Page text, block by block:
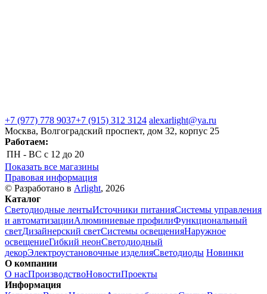
+7 (977) 778 9037+7 (915) 312 3124 alexarlight@ya.ru
Москва, Волгоградский проспект, дом 32, корпус 25
Работаем:
ПН - ВС с 12 до 20
Показать все магазины
Правовая информация
© Разработано в Arlight, 2026
Каталог
Светодиодные лентыИсточники питанияСистемы управления
и автоматизацииАлюминиевые профилиФункциональный
светДизайнерский светСистемы освещенияНаружное
освещениеГибкий неонСветодиодный
декорЭлектроустановочные изделияСветодиоды Новинки
О компании
О насПроизводствоНовостиПроекты
Информация